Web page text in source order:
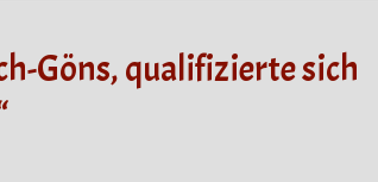
Göns, qualifizierte sich